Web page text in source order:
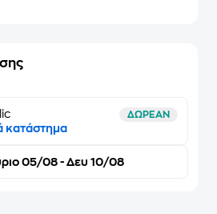
ΔΩΡΕΑΝ
κατάστημα
05/08 - Δευ 10/08